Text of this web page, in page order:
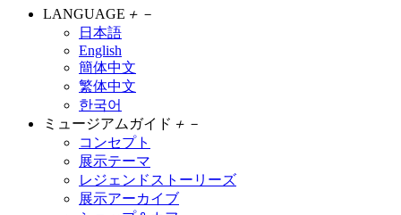
LANGUAGE ＋ －
日本語
English
簡体中文
繁体中文
한국어
ミュージアムガイド ＋ －
コンセプト
展示テーマ
レジェンドストーリーズ
展示アーカイブ